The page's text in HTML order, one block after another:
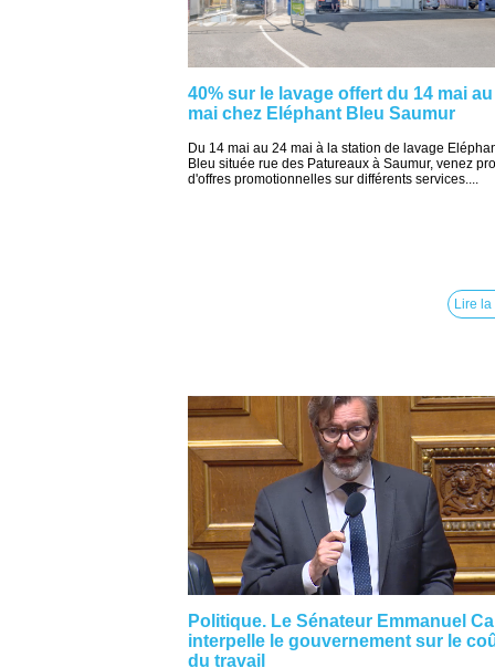
40% sur le lavage offert du 14 mai au
mai chez Eléphant Bleu Saumur
Du 14 mai au 24 mai à la station de lavage
Bleu située rue des Patureaux à Saumur, venez
d'offres promotionnelles sur différents services....
Lire la
Politique. Le Sénateur Emmanuel
interpelle le gouvernement sur le
du travail